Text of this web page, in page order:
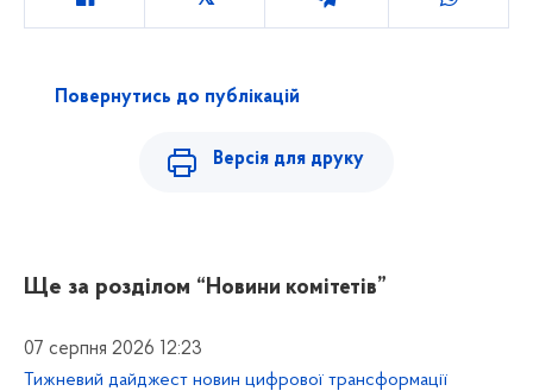
Повернутись до публікацій
Версія для друку
Ще за розділом “Новини комітетів”
07 серпня 2026 12:23
Тижневий дайджест новин цифрової трансформації